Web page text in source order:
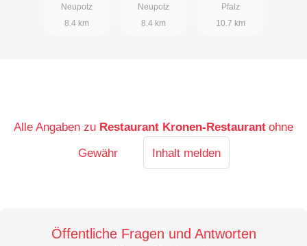
Neupotz
8.4 km
Neupotz
8.4 km
Pfalz
10.7 km
Alle Angaben zu Restaurant Kronen-Restaurant ohne
Gewähr
Inhalt melden
Öffentliche Fragen und Antworten